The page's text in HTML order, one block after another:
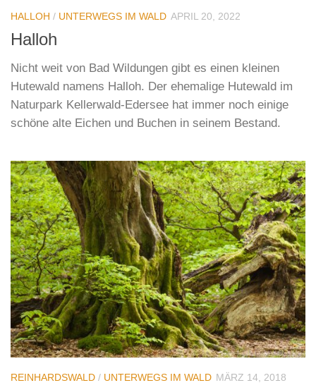
HALLOH / UNTERWEGS IM WALD APRIL 20, 2022
Halloh
Nicht weit von Bad Wildungen gibt es einen kleinen
Hutewald namens Halloh. Der ehemalige Hutewald im
Naturpark Kellerwald-Edersee hat immer noch einige
schöne alte Eichen und Buchen in seinem Bestand.
REINHARDSWALD / UNTERWEGS IM WALD MÄRZ 14, 2018